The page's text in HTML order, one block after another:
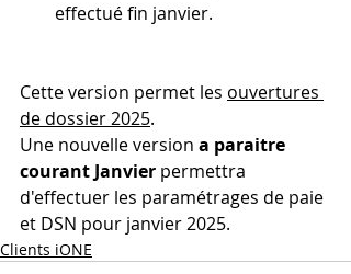
effectué fin janvier.
Cette version permet les ouvertures
de dossier 2025.
Une nouvelle version a paraitre
courant Janvier permettra
d'effectuer les paramétrages de paie
et DSN pour janvier 2025.
Clients iONE